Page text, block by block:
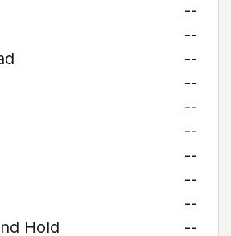
--
--
--
--
--
--
--
--
--
Hold
--